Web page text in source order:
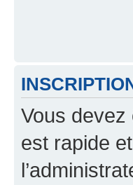
Vous devez
est rapide